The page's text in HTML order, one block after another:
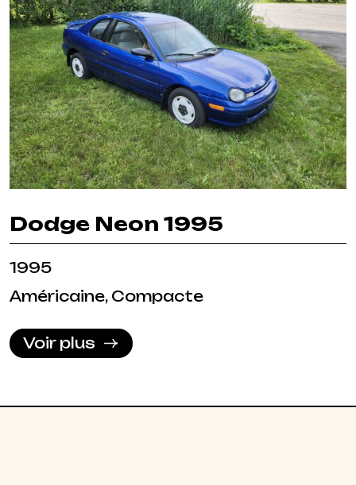
Dodge Neon 1995
1995
Américaine, Compacte
Voir plus